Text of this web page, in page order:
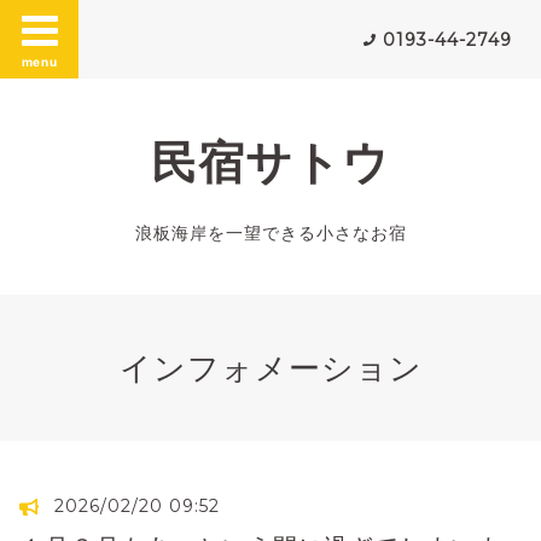
menu
0193-44-2749
民宿サトウ
浪板海岸を一望できる小さなお宿
インフォメーション
2026/02/20 09:52